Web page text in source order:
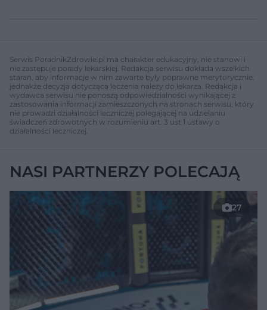
Serwis PoradnikZdrowie.pl ma charakter edukacyjny, nie stanowi i
nie zastępuje porady lekarskiej. Redakcja serwisu dokłada wszelkich
starań, aby informacje w nim zawarte były poprawne merytorycznie,
jednakże decyzja dotycząca leczenia należy do lekarza. Redakcja i
wydawca serwisu nie ponoszą odpowiedzialności wynikającej z
zastosowania informacji zamieszczonych na stronach serwisu, który
nie prowadzi działalności leczniczej polegającej na udzielaniu
świadczeń zdrowotnych w rozumieniu art. 3 ust 1 ustawy o
działalności leczniczej.
NASI PARTNERZY POLECAJĄ
27